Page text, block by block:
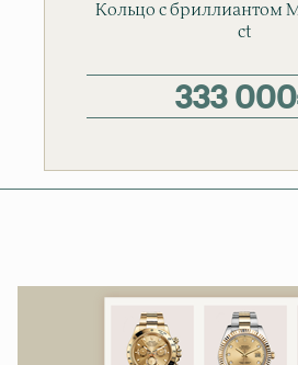
Кольцо с бриллиантом
ct
333 000